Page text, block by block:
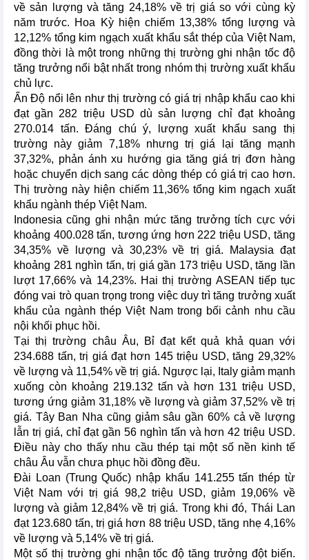
về sản lượng và tăng 24,18% về trị giá so với cùng kỳ
năm trước. Hoa Kỳ hiện chiếm 13,38% tổng lượng và
12,12% tổng kim ngạch xuất khẩu sắt thép của Việt Nam,
đồng thời là một trong những thị trường ghi nhận tốc độ
tăng trưởng nổi bật nhất trong nhóm thị trường xuất khẩu
chủ lực.
Ấn Độ nổi lên như thị trường có giá trị nhập khẩu cao khi
đạt gần 282 triệu USD dù sản lượng chỉ đạt khoảng
270.014 tấn. Đáng chú ý, lượng xuất khẩu sang thị
trường này giảm 7,18% nhưng trị giá lại tăng mạnh
37,32%, phản ánh xu hướng gia tăng giá trị đơn hàng
hoặc chuyển dịch sang các dòng thép có giá trị cao hơn.
Thị trường này hiện chiếm 11,36% tổng kim ngạch xuất
khẩu ngành thép Việt Nam.
Indonesia cũng ghi nhận mức tăng trưởng tích cực với
khoảng 400.028 tấn, tương ứng hơn 222 triệu USD, tăng
34,35% về lượng và 30,23% về trị giá. Malaysia đạt
khoảng 281 nghìn tấn, trị giá gần 173 triệu USD, tăng lần
lượt 17,66% và 14,23%. Hai thị trường ASEAN tiếp tục
đóng vai trò quan trọng trong việc duy trì tăng trưởng xuất
khẩu của ngành thép Việt Nam trong bối cảnh nhu cầu
nội khối phục hồi.
Tại thị trường châu Âu, Bỉ đạt kết quả khả quan với
234.688 tấn, trị giá đạt hơn 145 triệu USD, tăng 29,32%
về lượng và 11,54% về trị giá. Ngược lại, Italy giảm mạnh
xuống còn khoảng 219.132 tấn và hơn 131 triệu USD,
tương ứng giảm 31,18% về lượng và giảm 37,52% về trị
giá. Tây Ban Nha cũng giảm sâu gần 60% cả về lượng
lẫn trị giá, chỉ đạt gần 56 nghìn tấn và hơn 42 triệu USD.
Điều này cho thấy nhu cầu thép tại một số nền kinh tế
châu Âu vẫn chưa phục hồi đồng đều.
Đài Loan (Trung Quốc) nhập khẩu 141.255 tấn thép từ
Việt Nam với trị giá 98,2 triệu USD, giảm 19,06% về
lượng và giảm 12,84% về trị giá. Trong khi đó, Thái Lan
đạt 123.680 tấn, trị giá hơn 88 triệu USD, tăng nhẹ 4,16%
về lượng và 5,14% về trị giá.
Một số thị trường ghi nhận tốc độ tăng trưởng đột biến.